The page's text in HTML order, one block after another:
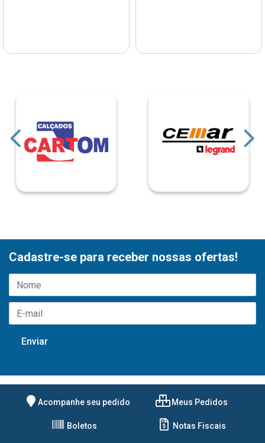
Cadastre-se para receber nossas ofertas!
Acompanhe seu pedido Meus Pedidos
Boletos Notas Fiscais